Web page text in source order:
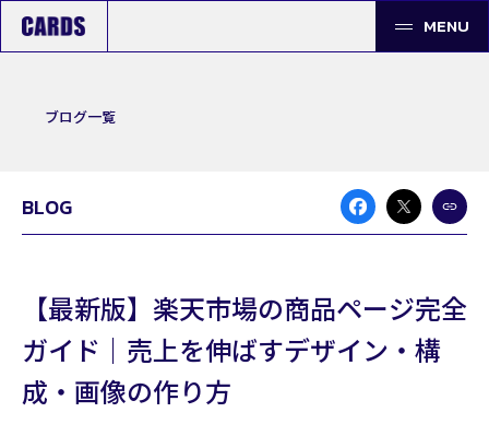
MENU
ブログ一覧
BLOG
【最新版】楽天市場の商品ページ完全
ガイド｜売上を伸ばすデザイン・構
成・画像の作り方